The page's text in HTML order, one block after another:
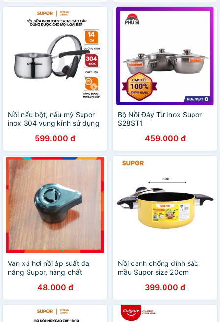
Nồi nấu bột, nấu mỳ Supor
inox 304 vung kính sử dụng
599.000 đ
Bộ Nồi Đáy Từ Inox Supor
S28ST1
459.000 đ
Van xả hơi nồi áp suất đa
năng Supor, hàng chất
48.000 đ
Nồi canh chống dính sắc
mầu Supor size 20cm
hàng chính hãng
399.000 đ